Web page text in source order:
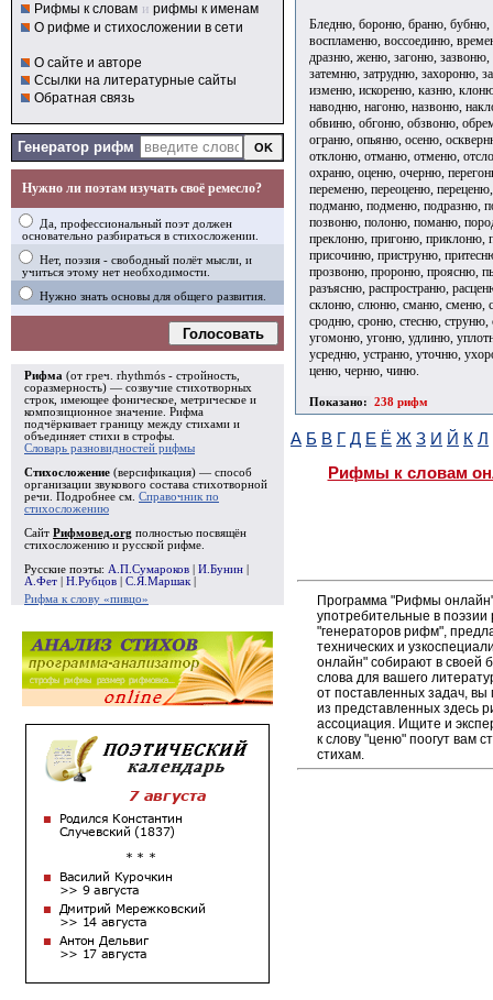
Рифмы к словам и рифмы к именам
О рифме и стихосложении в сети
О сайте и авторе
Ссылки на литературные сайты
Обратная связь
Генератор рифм
Нужно ли поэтам изучать своё ремесло?
Да, профессиональный поэт должен
основательно разбираться в стихосложении.
Нет, поэзия - свободный полёт мысли, и
учиться этому нет необходимости.
Нужно знать основы для общего развития.
Голосовать
Рифма (от греч. rhythmós - стройность,
соразмерность) — созвучие стихотворных
строк, имеющее фоническое, метрическое и
композиционное значение. Рифма
подчёркивает границу между стихами и
объединяет стихи в строфы
Словарь разновидностей рифмы
Стихосложение (версификация) — способ
организации звукового состава стихотворной
речи. Подробнее см. Справочник по
стихосложению
Сайт Рифмовед.org полностью посвящён
стихосложению и русской рифме.
Русские поэты: А.П.Сумароков И.Бунин
А.Фет
Н.Рубцов С.Я.Маршак
Рифма к слову «пивцо»
Бледню, бороню, браню,
воспламеню, воссоединю,
дразню, женю, загоню,
затемню, затрудню, захороню,
изменю, искореню, казню,
наводню, нагоню, назвоню,
обвиню, обгоню, обзвоню,
ограню, опьяню, осеню,
отклоню, отманю, отменю,
охраню, оценю, очерню,
переменю, переоценю,
подманю, подменю, подразню,
позвоню, полоню, поманю,
преклоню, пригоню, приклоню,
присочиню, приструню,
прозвоню, пророню, проясню,
разъясню, распространю,
склоню, слюню, сманю, сменю,
сродню, сроню, стесню,
угомоню, угоню, удлиню,
усредню, устраню, уточню,
ценю, черню, чиню.
Показано: 238 рифм
А Б В Г Д Е Ё Ж З И Й К Л
Рифмы к словам
Программа "Рифмы
употребительные в
"генераторов рифм",
технических и
онлайн" собирают в своей
слова для вашего
от поставленных задач,
из представленных здесь
ассоциация. Ищите и
к слову "ценю" поогут вам
стихам.